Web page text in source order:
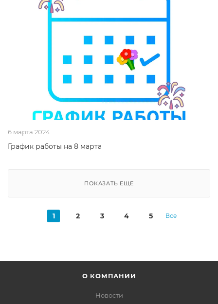
6 марта 2024
График работы на 8 марта
ПОКАЗАТЬ ЕЩЕ
1 2 3 4 5 Все
О КОМПАНИИ
Новости